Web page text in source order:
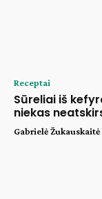
Receptai
Sūreliai iš
niekas
Gabrielė Žukauskaitė